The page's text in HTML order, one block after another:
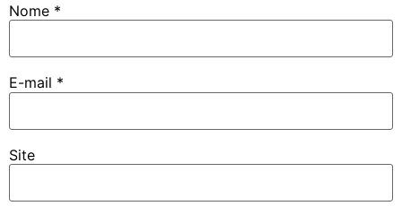
Nome *
E-mail *
Site